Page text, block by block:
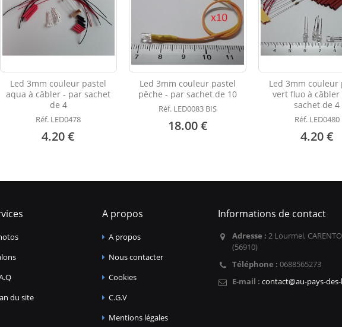
Led 3mm couleur pastel
aqua à câbler - par sachet
de 4
Réf. LED0478
4.20 €
Led 3mm couleur pastel
pêche - par sachet de 10
Réf. LED0083 BIS
18.00 €
Led 3mm couleur
vert fluo à
sachet de 4
Réf. LED0480
4.20 €
du site
A propos
A propos
Nous contacter
Cookies
C.G.V
Mentions légales
Informations de contact
Adresse : 2 Lourmel,
(56910)
Téléphone : 0688565273
E-mail : contact@au-pays-